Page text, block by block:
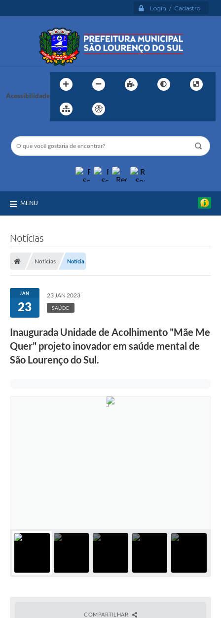
Login / Cadastro
Acessibilidade
MENU
Notícias
Notícias Notícia
JAN
23
23 JAN 2023
SAÚDE
Inaugurada Unidade de Acolhimento "Mãe Me
Quer" projeto inovador em saúde mental de
São Lourenço do Sul.
COMPARTILHAR